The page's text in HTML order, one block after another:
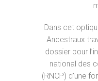
Dans cet
Ancestraux
dossier pour
national des
(RNCP) d’une